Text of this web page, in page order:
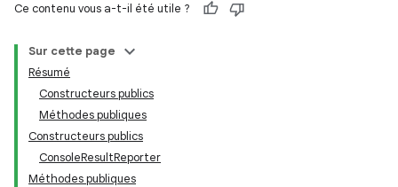
Ce contenu vous a-t-il été utile ?
Sur cette page
Résumé
Constructeurs publics
Méthodes publiques
Constructeurs publics
ConsoleResultReporter
Méthodes publiques